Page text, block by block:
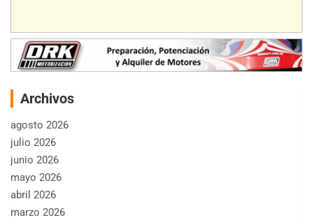
Archivos
agosto 2026
julio 2026
junio 2026
mayo 2026
abril 2026
marzo 2026